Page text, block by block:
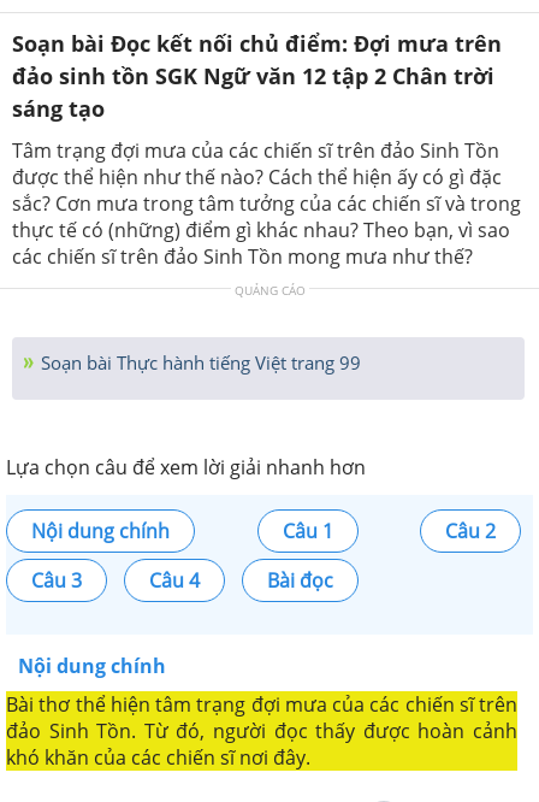
Soạn bài Đọc kết nối chủ điểm: Đợi mưa trên
đảo sinh tồn SGK Ngữ văn 12 tập 2 Chân trời
sáng tạo
Tâm trạng đợi mưa của các chiến sĩ trên đảo Sinh Tồn
được thể hiện như thế nào? Cách thể hiện ấy có gì đặc
sắc? Cơn mưa trong tâm tưởng của các chiến sĩ và trong
thực tế có (những) điểm gì khác nhau? Theo bạn, vì sao
các chiến sĩ trên đảo Sinh Tồn mong mưa như thế?
QUẢNG CÁO
Soạn bài Thực hành tiếng Việt trang 99
Lựa chọn câu để xem lời giải nhanh hơn
Nội dung chính Câu 1
Câu 2
Câu 3
Câu 4 Bài đọc
Nội dung chính
Bài thơ thể hiện tâm trạng đợi mưa của các chiến sĩ trên
đảo Sinh Tồn. Từ đó, người đọc thấy được hoàn cảnh
khó khăn của các chiến sĩ nơi đây.